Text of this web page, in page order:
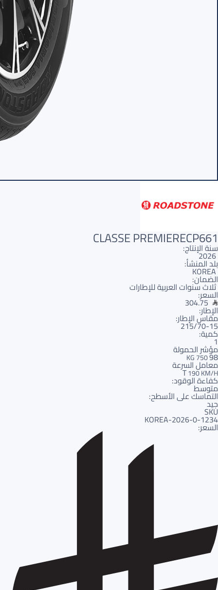
CLASSE PREMIERECP661
سنة الإنتاج:
2026
بلد المنشأ:
KOREA
الضمان:
ثلاث سنوات العربية للإطارات
السعر:
304.75
الإطار:
مقاس الإطار:
215/70-15
كمية:
1
مؤشر الحمولة
98
750 KG
معامل السرعة
T190 KM/H
كفاءة الوقود:
متوسط
التماسك على الأسطح:
جيد
SKU
1234-KOREA-2026-0
السعر: